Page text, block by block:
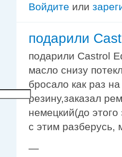
Войдите или
подарили
подарили Castrol
масло снизу
бросало как раз
резину,заказал
немецкий(до этого
с этим разберусь,
—